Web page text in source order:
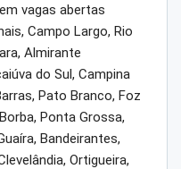
vagas abertas
Campo Largo, Rio
Almirante
do Sul, Campina
Pato Branco, Foz
Ponta Grossa,
Bandeirantes,
Ortigueira,